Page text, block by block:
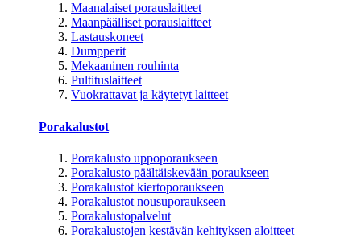
Maanalaiset porauslaitteet
Maanpäälliset porauslaitteet
Lastauskoneet
Dumpperit
Mekaaninen rouhinta
Pultituslaitteet
Vuokrattavat ja käytetyt laitteet
Porakalustot
Porakalusto uppoporaukseen
Porakalusto päältäiskevään poraukseen
Porakalustot kiertoporaukseen
Porakalustot nousuporaukseen
Porakalustopalvelut
Porakalustojen kestävän kehityksen aloitteet